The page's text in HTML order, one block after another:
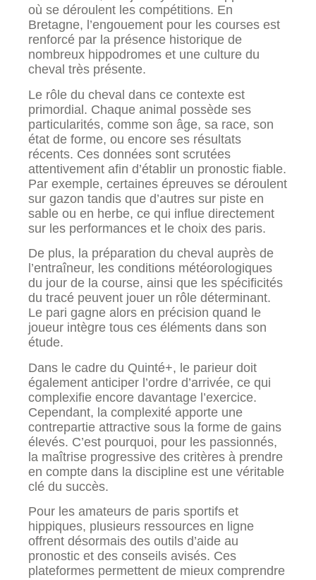
où se déroulent les compétitions. En
Bretagne, l’engouement pour les courses est
renforcé par la présence historique de
nombreux hippodromes et une culture du
cheval très présente.
Le rôle du cheval dans ce contexte est
primordial. Chaque animal possède ses
particularités, comme son âge, sa race, son
état de forme, ou encore ses résultats
récents. Ces données sont scrutées
attentivement afin d’établir un pronostic fiable.
Par exemple, certaines épreuves se déroulent
sur gazon tandis que d’autres sur piste en
sable ou en herbe, ce qui influe directement
sur les performances et le choix des paris.
De plus, la préparation du cheval auprès de
l’entraîneur, les conditions météorologiques
du jour de la course, ainsi que les spécificités
du tracé peuvent jouer un rôle déterminant.
Le pari gagne alors en précision quand le
joueur intègre tous ces éléments dans son
étude.
Dans le cadre du Quinté+, le parieur doit
également anticiper l’ordre d’arrivée, ce qui
complexifie encore davantage l’exercice.
Cependant, la complexité apporte une
contrepartie attractive sous la forme de gains
élevés. C’est pourquoi, pour les passionnés,
la maîtrise progressive des critères à prendre
en compte dans la discipline est une véritable
clé du succès.
Pour les amateurs de paris sportifs et
hippiques, plusieurs ressources en ligne
offrent désormais des outils d’aide au
pronostic et des conseils avisés. Ces
plateformes permettent de mieux comprendre